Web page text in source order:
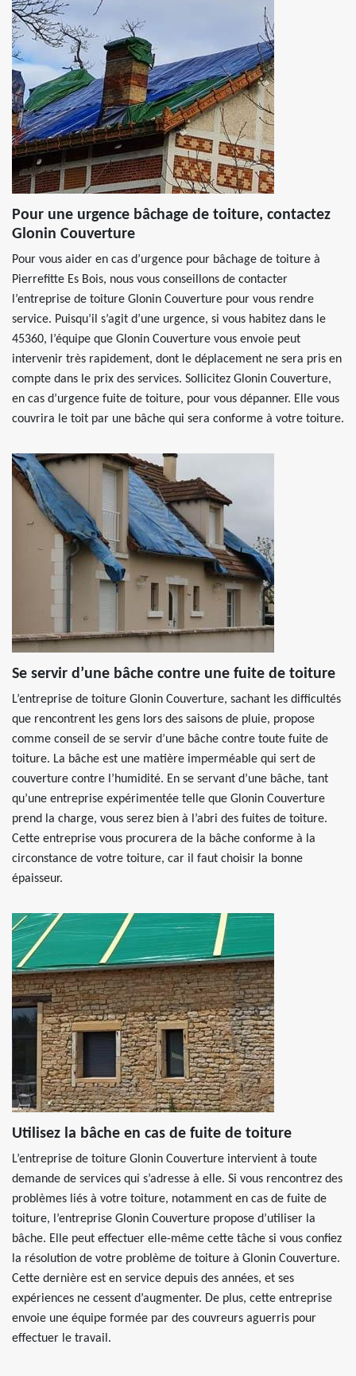
Pour une urgence bâchage de toiture, contactez
Glonin Couverture
Pour vous aider en cas d’urgence pour bâchage de toiture à
Pierrefitte Es Bois, nous vous conseillons de contacter
l’entreprise de toiture Glonin Couverture pour vous rendre
service. Puisqu’il s’agit d’une urgence, si vous habitez dans le
45360, l’équipe que Glonin Couverture vous envoie peut
intervenir très rapidement, dont le déplacement ne sera pris en
compte dans le prix des services. Sollicitez Glonin Couverture,
en cas d’urgence fuite de toiture, pour vous dépanner. Elle vous
couvrira le toit par une bâche qui sera conforme à votre toiture.
Se servir d’une bâche contre une fuite de toiture
L’entreprise de toiture Glonin Couverture, sachant les difficultés
que rencontrent les gens lors des saisons de pluie, propose
comme conseil de se servir d’une bâche contre toute fuite de
toiture. La bâche est une matière imperméable qui sert de
couverture contre l’humidité. En se servant d’une bâche, tant
qu’une entreprise expérimentée telle que Glonin Couverture
prend la charge, vous serez bien à l’abri des fuites de toiture.
Cette entreprise vous procurera de la bâche conforme à la
circonstance de votre toiture, car il faut choisir la bonne
épaisseur.
Utilisez la bâche en cas de fuite de toiture
L’entreprise de toiture Glonin Couverture intervient à toute
demande de services qui s’adresse à elle. Si vous rencontrez des
problèmes liés à votre toiture, notamment en cas de fuite de
toiture, l’entreprise Glonin Couverture propose d’utiliser la
bâche. Elle peut effectuer elle-même cette tâche si vous confiez
la résolution de votre problème de toiture à Glonin Couverture.
Cette dernière est en service depuis des années, et ses
expériences ne cessent d’augmenter. De plus, cette entreprise
envoie une équipe formée par des couvreurs aguerris pour
effectuer le travail.